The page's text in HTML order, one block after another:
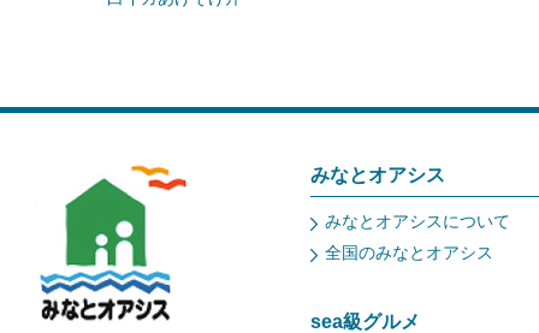
みなとオアシス
みなとオアシスについて
全国のみなとオアシス
sea級グルメ